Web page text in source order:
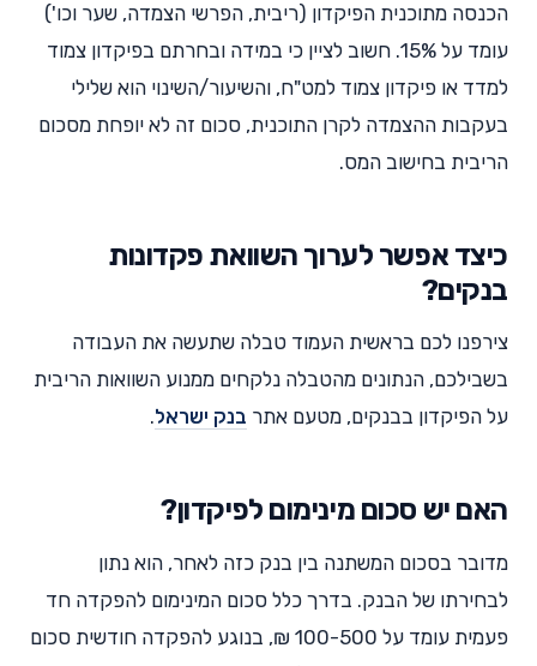
הכנסה מתוכנית הפיקדון (ריבית, הפרשי הצמדה, שער וכו')
עומד על 15%. חשוב לציין כי במידה ובחרתם בפיקדון צמוד
למדד או פיקדון צמוד למט"ח, והשיעור/השינוי הוא שלילי
בעקבות ההצמדה לקרן התוכנית, סכום זה לא יופחת מסכום
הריבית בחישוב המס.
כיצד אפשר לערוך השוואת פקדונות
בנקים?
צירפנו לכם בראשית העמוד טבלה שתעשה את העבודה
בשבילכם, הנתונים מהטבלה נלקחים ממנוע השוואות הריבית
על הפיקדון בבנקים, מטעם אתר בנק ישראל.
האם יש סכום מינימום לפיקדון?
מדובר בסכום המשתנה בין בנק כזה לאחר, הוא נתון
לבחירתו של הבנק. בדרך כלל סכום המינימום להפקדה חד
פעמית עומד על 100-500 ₪, בנוגע להפקדה חודשית סכום